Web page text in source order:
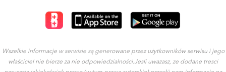
Wszelkie informacje w serwisie są generowane przez użytkowników serwisu i jego
właściciel nie bierze za nie odpowiedzialności.Jesli uwazasz, ze dodane tresci